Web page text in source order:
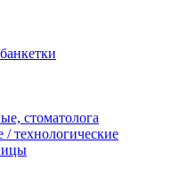
стоматолога
технологические